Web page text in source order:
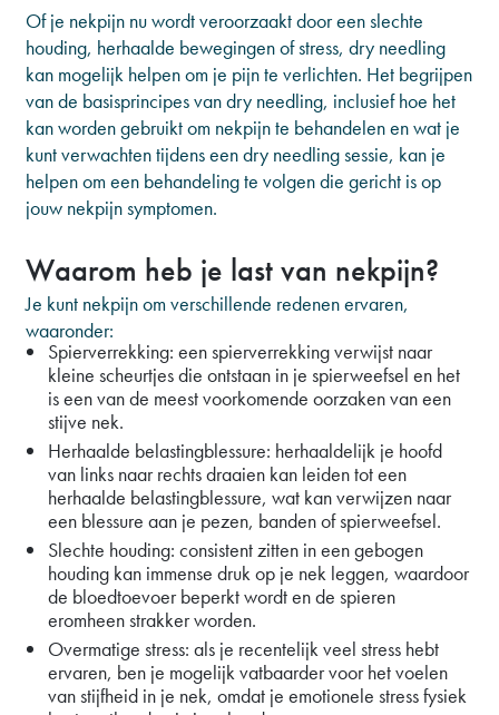
Of je nekpijn nu wordt veroorzaakt door een slechte
houding, herhaalde bewegingen of stress, dry needling
kan mogelijk helpen om je pijn te verlichten. Het begrijpen
van de basisprincipes van dry needling, inclusief hoe het
kan worden gebruikt om nekpijn te behandelen en wat je
kunt verwachten tijdens een dry needling sessie, kan je
helpen om een behandeling te volgen die gericht is op
jouw nekpijn symptomen.
Waarom heb je last van nekpijn?
Je kunt nekpijn om verschillende redenen ervaren,
waaronder:
Spierverrekking: een spierverrekking verwijst naar
kleine scheurtjes die ontstaan in je spierweefsel en het
is een van de meest voorkomende oorzaken van een
stijve nek.
Herhaalde belastingblessure: herhaaldelijk je hoofd
van links naar rechts draaien kan leiden tot een
herhaalde belastingblessure, wat kan verwijzen naar
een blessure aan je pezen, banden of spierweefsel.
Slechte houding: consistent zitten in een gebogen
houding kan immense druk op je nek leggen, waardoor
de bloedtoevoer beperkt wordt en de spieren
eromheen strakker worden.
Overmatige stress: als je recentelijk veel stress hebt
ervaren, ben je mogelijk vatbaarder voor het voelen
van stijfheid in je nek, omdat je emotionele stress fysiek